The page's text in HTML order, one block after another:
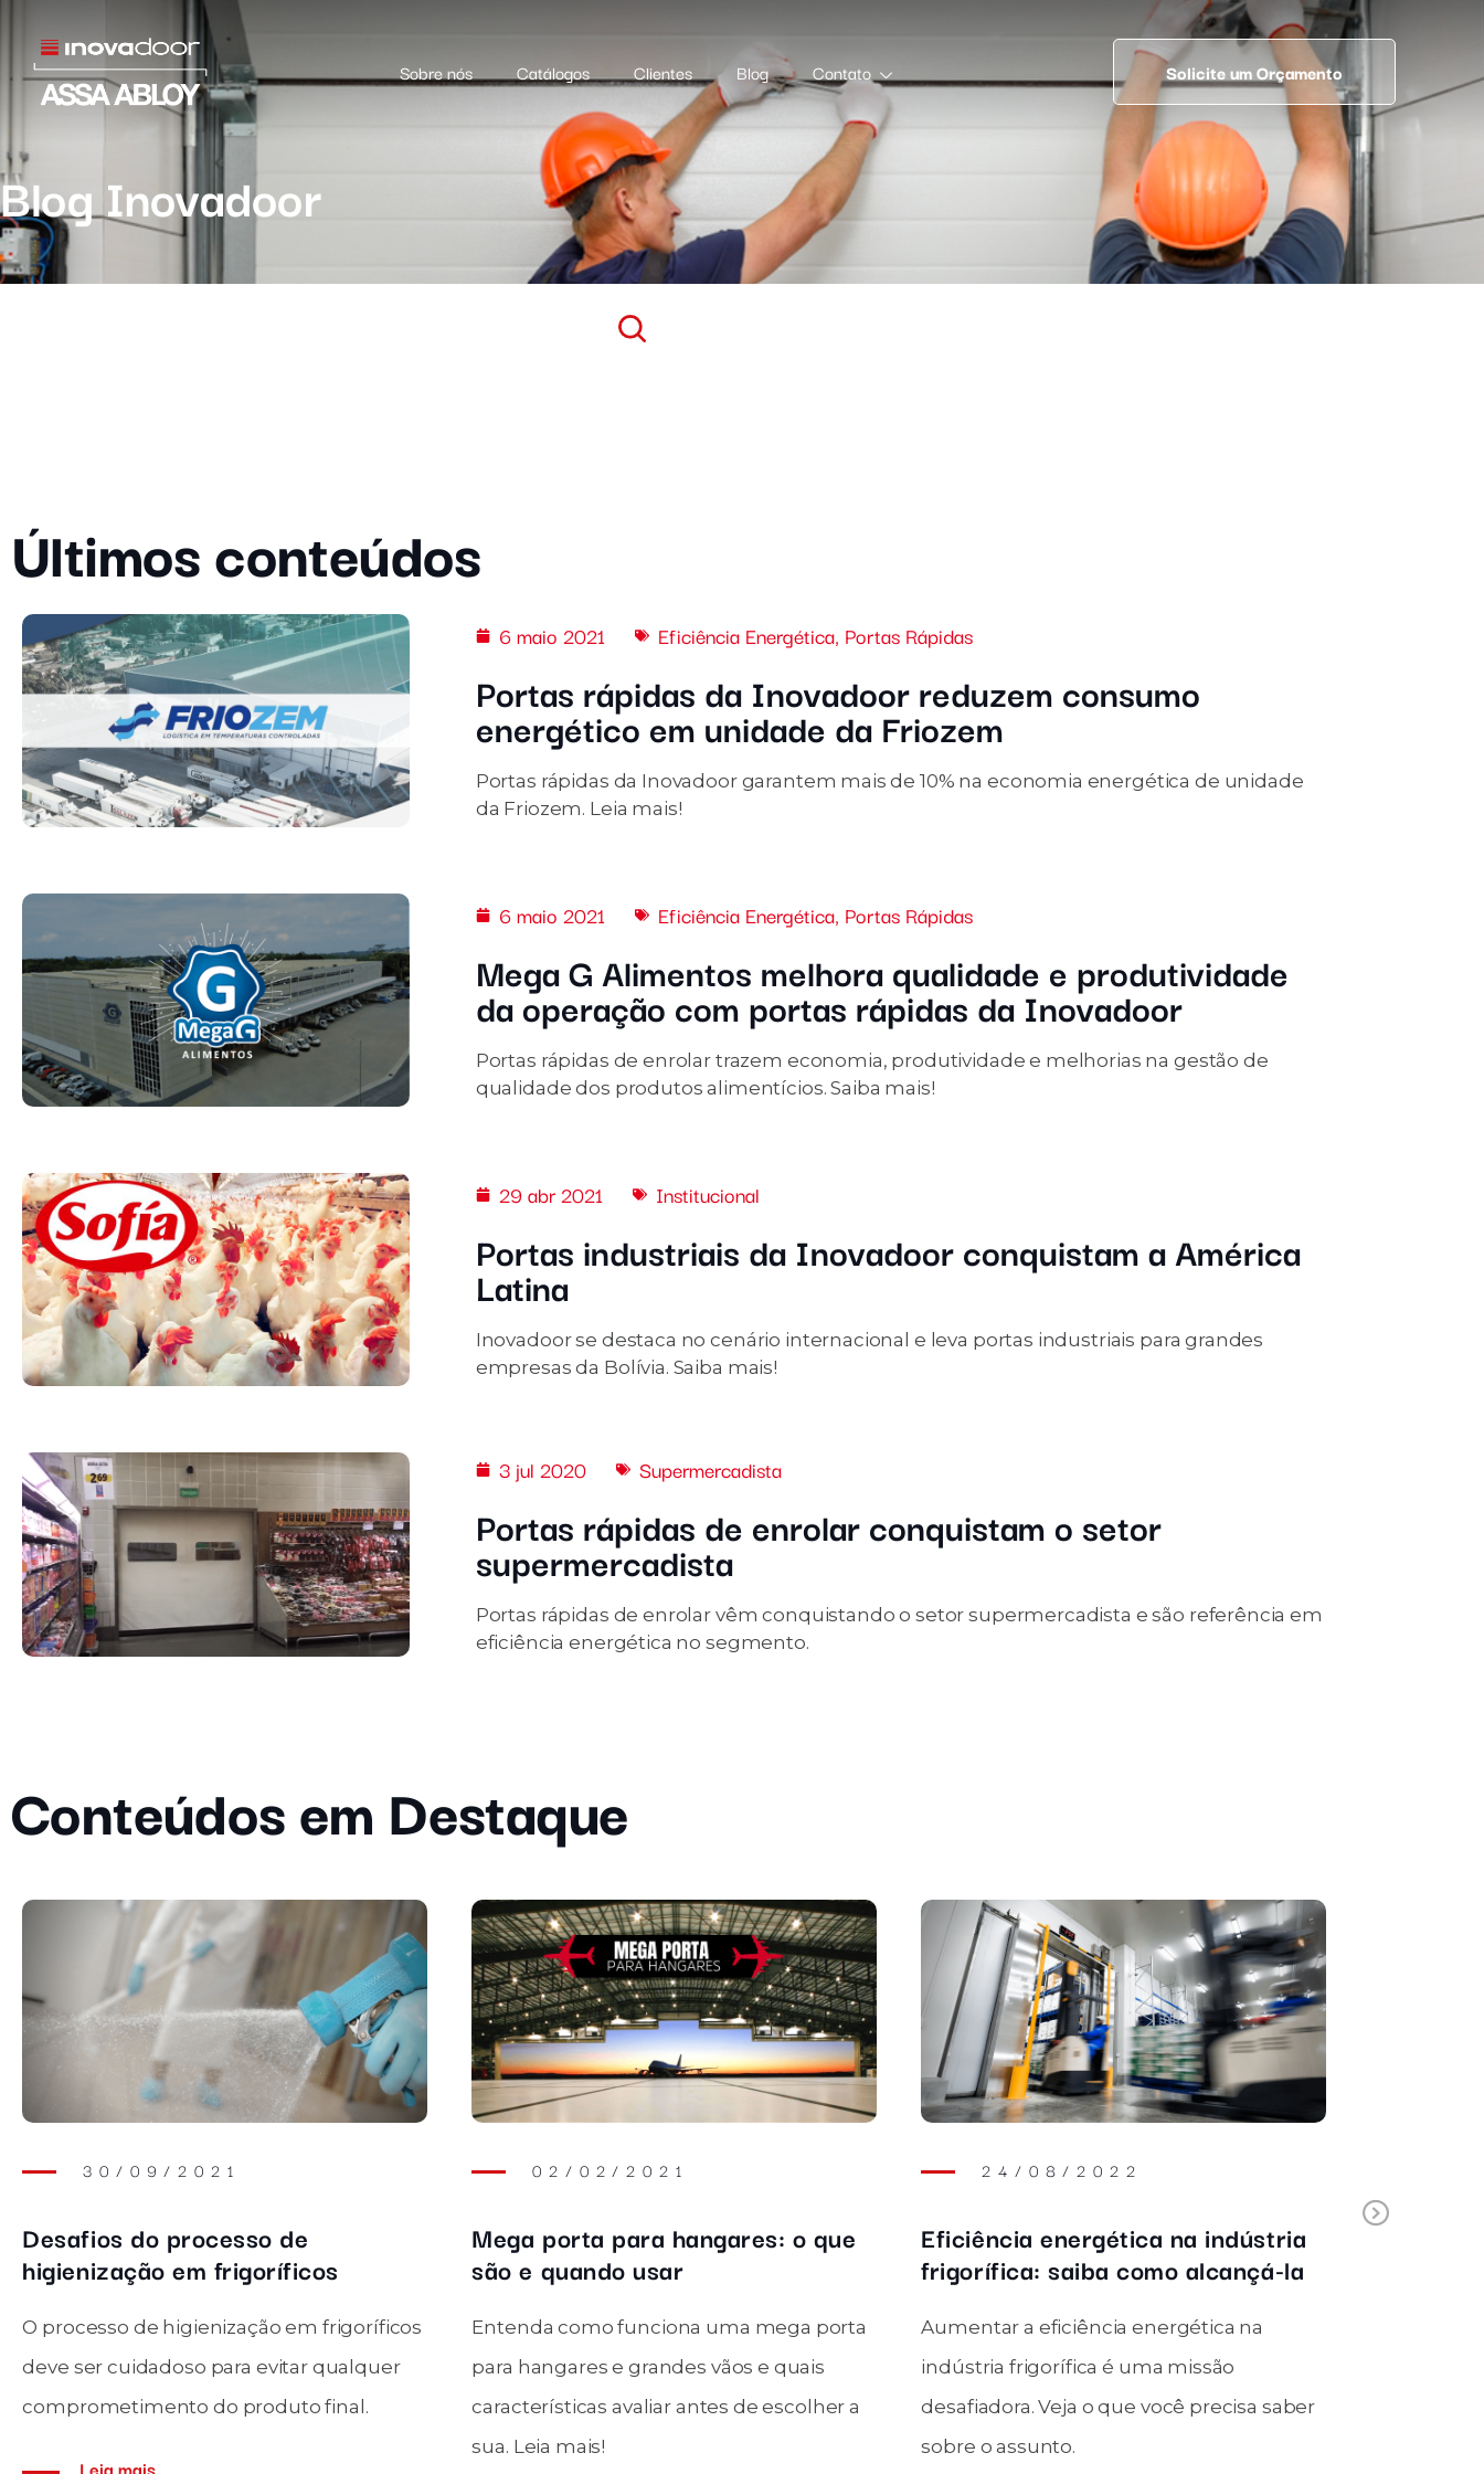
Sobre nós Catálogos Clientes Blog Contato Solicite um Orçamento
Blog Inovadoor
Últimos conteúdos
6 maio 2021 Eficiência Energética, Portas Rápidas
Portas rápidas da Inovadoor reduzem consumo
energético em unidade da Friozem
Portas rápidas da Inovadoor garantem mais de 10% na economia energética de unidade
da Friozem. Leia mais!
6 maio 2021 Eficiência Energética, Portas Rápidas
Mega G Alimentos melhora qualidade e produtividade
da operação com portas rápidas da Inovadoor
Portas rápidas de enrolar trazem economia, produtividade e melhorias na gestão de
qualidade dos produtos alimentícios. Saiba mais!
29 abr 2021 Institucional
Portas industriais da Inovadoor conquistam a América
Latina
Inovadoor se destaca no cenário internacional e leva portas industriais para grandes
empresas da Bolívia. Saiba mais!
3 jul 2020 Supermercadista
Portas rápidas de enrolar conquistam o setor
supermercadista
Portas rápidas de enrolar vêm conquistando o setor supermercadista e são referência em
eficiência energética no segmento.
Conteúdos em Destaque
2021
processo de
em frigoríficos
higienização em frigoríficos
para evitar qualquer
do produto final.
02/02/2021
Mega porta para hangares: o que
são e quando usar
Entenda como funciona uma mega porta
para hangares e grandes vãos e quais
características avaliar antes de escolher a
24/08/2022
Eficiência energética na indústria
frigorífica: saiba como alcançá-la
Aumentar a eficiência energética na
indústria frigorífica é uma missão
desafiadora. Veja o que você precisa saber
sobre o assunto.
Portas rápidas na
pescados
A indústria de pescados
produto com alto poder de
Por isso, é preciso projetar